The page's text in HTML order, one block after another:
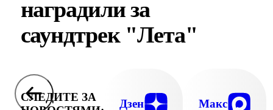
наградили за
саундтрек "Лета"
СЛЕДИТЕ ЗА
Дзен Макс